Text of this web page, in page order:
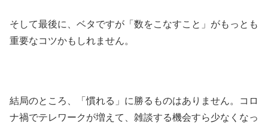
そして最後に、ベタですが「数をこなすこと」がもっとも
重要なコツかもしれません。
結局のところ、「慣れる」に勝るものはありません。コロ
ナ禍でテレワークが増えて、雑談する機会すら少なくなっ